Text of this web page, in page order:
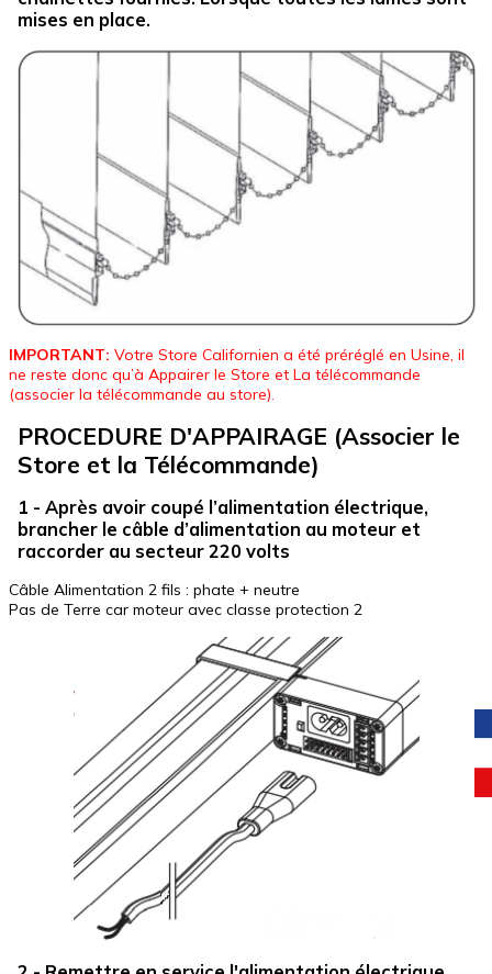
mises en place.
IMPORTANT: Votre Store Californien a été préréglé en Usine, il
ne reste donc qu’à Appairer le Store et La télécommande
(associer la télécommande au store).
PROCEDURE D'APPAIRAGE (Associer le
Store et la Télécommande)
1 - Après avoir coupé l’alimentation électrique,
brancher le câble d’alimentation au moteur et
raccorder au secteur 220 volts
Câble Alimentation 2 fils : phate + neutre
Pas de Terre car moteur avec classe protection 2